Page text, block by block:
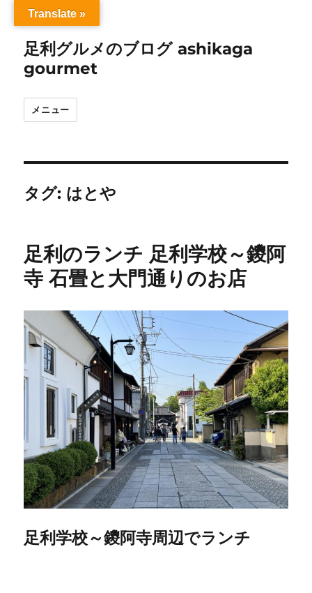
足利グルメのブログ ashikaga
gourmet
メニュー
タグ: はとや
足利のランチ 足利学校～鑁阿
寺 石畳と大門通りのお店
足利学校～鑁阿寺周辺でランチ
Translate »